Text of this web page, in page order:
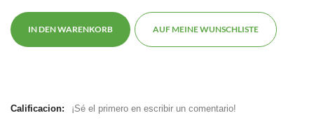
IN DEN WARENKORB AUF MEINE WUNSCHLISTE
Calificacion: ¡Sé el primero en escribir un comentario!